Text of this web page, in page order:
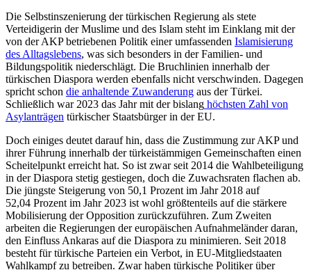
Die Selbstinszenierung der türkischen Regierung als stete
Verteidigerin der Muslime und des Islam steht im Einklang mit der
von der AKP betriebenen Politik einer umfassenden Islamisierung
des All­tagslebens, was sich besonders in der Fami­lien- und
Bildungspolitik niederschlägt. Die Bruchlinien innerhalb der
türkischen Dia­spora werden ebenfalls nicht verschwinden. Dagegen
spricht schon die anhaltende Zu­wanderung aus der Türkei.
Schließlich war 2023 das Jahr mit der bislang höchsten Zahl von
Asylanträgen türkischer Staatsbürger in der EU.
Doch einiges deutet darauf hin, dass die Zustimmung zur AKP und
ihrer Führung innerhalb der türkeistämmigen Gemeinschaften einen
Scheitelpunkt erreicht hat. So ist zwar seit 2014 die Wahlbeteiligung
in der Diaspora stetig gestiegen, doch die Zu­wachsraten flachen ab.
Die jüngste Steige­rung von 50,1 Prozent im Jahr 2018 auf
52,04 Prozent im Jahr 2023 ist wohl größ­tenteils auf die stärkere
Mobilisierung der Opposition zurückzuführen. Zum Zweiten
arbeiten die Regierungen der europäischen Aufnahmeländer daran,
den Einfluss Ankaras auf die Diaspora zu mini­mieren. Seit 2018
besteht für türkische Par­teien ein Verbot, in EU-Mitgliedstaaten
Wahlkampf zu betreiben. Zwar haben tür­kische Poli­tiker über